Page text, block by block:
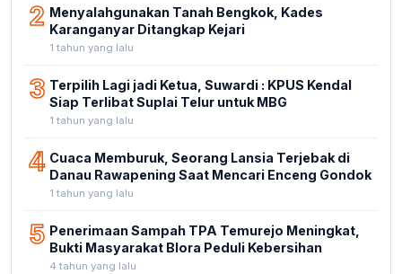
2 Menyalahgunakan Tanah Bengkok, Kades
Karanganyar Ditangkap Kejari
1 tahun yang lalu
3 Terpilih Lagi jadi Ketua, Suwardi : KPUS Kendal
Siap Terlibat Suplai Telur untuk MBG
1 tahun yang lalu
4 Cuaca Memburuk, Seorang Lansia Terjebak di
Danau Rawapening Saat Mencari Enceng Gondok
1 tahun yang lalu
5 Penerimaan Sampah TPA Temurejo Meningkat,
Bukti Masyarakat Blora Peduli Kebersihan
4 tahun yang lalu